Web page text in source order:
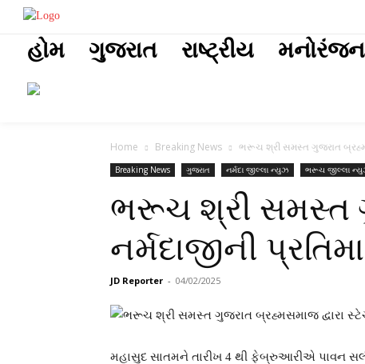
હોમ ગુજરાત રાષ્ટ્રીય મનોરંજન
Home Breaking News ભરૂચ શ્રી સમસ્ત ગુજરાત
Breaking News ગુજરાત નર્મદા જીલ્લા ન્યુઝ ભરૂચ જીલ્લા
ભરૂચ શ્રી સમસ્ત
નર્મદાજીની
JD Reporter - 04/02/2025
મહાસુદ સાતમને તારીખ 4 થી ફેબ્રુઆરીએ પાવન